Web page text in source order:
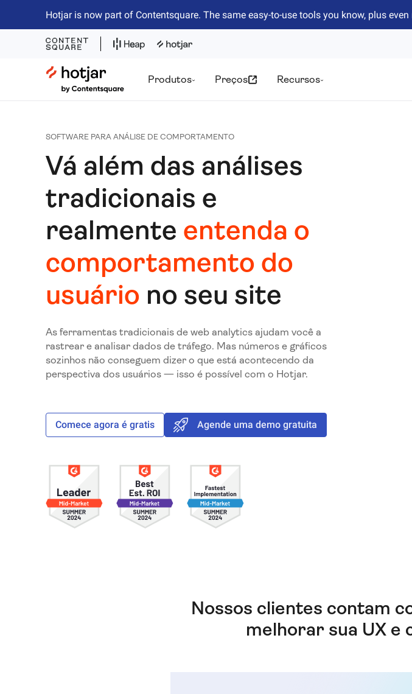
Hotjar is now part of Contentsquare. The same easy-to-use tools you know, plus
Hotjar Logo
Produtos Preços Recursos
SOFTWARE PARA ANÁLISE DE COMPORTAMENTO
Vá além das análises
tradicionais e
realmente entenda o
comportamento do
usuário no seu site
As ferramentas tradicionais de web analytics ajudam você a
rastrear e analisar dados de tráfego. Mas números e gráficos
sozinhos não conseguem dizer o que está acontecendo da
perspectiva dos usuários — isso é possível com o Hotjar.
Comece agora é gratis Agende uma demo gratuita
Nossos clientes contam
melhorar sua UX